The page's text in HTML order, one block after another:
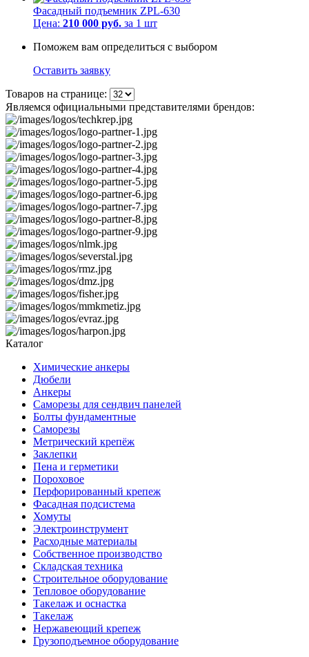
Фасадный подъемник ZPL-630
Цена: 210 000 руб. за 1 шт
Поможем вам определиться с выбором
Оставить заявку
Товаров на странице:
Являемся официальными представителями брендов:
Каталог
Химические анкеры
Дюбели
Анкеры
Саморезы для сендвич панелей
Болты фундаментные
Саморезы
Метрический крепёж
Заклепки
Пена и герметики
Пороховое
Перфорированный крепеж
Фасадная подсистема
Хомуты
Электроинструмент
Расходные материалы
Собственное производство
Складская техника
Строительное оборудование
Тепловое оборудование
Такелаж и оснастка
Такелаж
Нержавеющий крепеж
Грузоподъемное оборудование